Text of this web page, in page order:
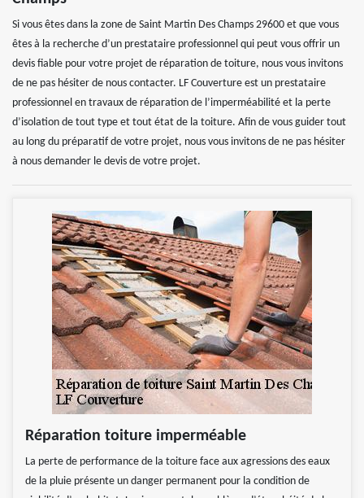
Si vous êtes dans la zone de Saint Martin Des Champs 29600 et que vous
êtes à la recherche d’un prestataire professionnel qui peut vous offrir un
devis fiable pour votre projet de réparation de toiture, nous vous invitons
de ne pas hésiter de nous contacter. LF Couverture est un prestataire
professionnel en travaux de réparation de l’imperméabilité et la perte
d’isolation de tout type et tout état de la toiture. Afin de vous guider tout
au long du préparatif de votre projet, nous vous invitons de ne pas hésiter
à nous demander le devis de votre projet.
Réparation toiture imperméable
La perte de performance de la toiture face aux agressions des eaux
de la pluie présente un danger permanent pour la condition de